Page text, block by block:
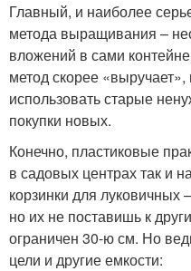
Главный, и наиболее
метода выращивания –
вложений в сами
метод скорее
использовать старые
покупки новых.
Конечно, пластиковые
в садовых центрах так и
корзинки для
но их не поставишь к
ограничен 30-ю см. Но
цели и другие емкости: